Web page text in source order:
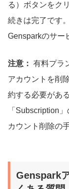
る）ボタンをク
続きは完了です
Gensparkのサー
注意： 有料プラ
アカウントを削
約する必要があ
「Subscription
カウント削除の
Genspark